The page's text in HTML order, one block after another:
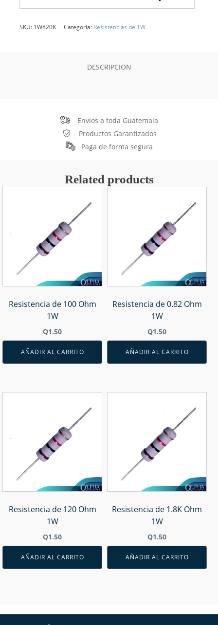
SKU: 1W820K Categoría: Resistencias de 1W
DESCRIPCION
Envíos a toda Guatemala
Productos Garantizados
Paga de forma segura
Related products
Resistencia de 100 Ohm
1W
Q1.50
AÑADIR AL CARRITO
Resistencia de 0.82 Ohm
1W
Q1.50
AÑADIR AL CARRITO
Resistencia de 120 Ohm
1W
Q1.50
AÑADIR AL CARRITO
Resistencia de 1.8K Ohm
1W
Q1.50
AÑADIR AL CARRITO